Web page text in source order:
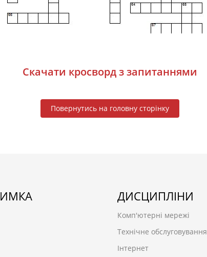
Скачати кросворд з запитаннями
Повернутись на головну сторінку
ДИСЦИПЛІНИ
Комп'ютерні мережі
Технічне обслуговування
Інтернет